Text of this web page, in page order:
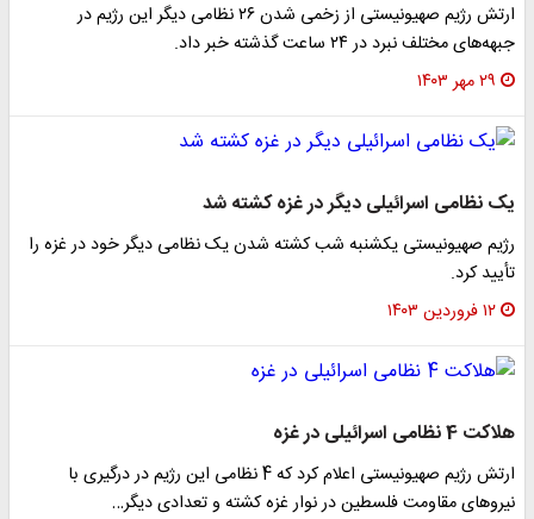
ارتش رژیم صهیونیستی از زخمی شدن ۲۶ نظامی دیگر این رژیم در
جبهه‌های مختلف نبرد در ۲۴ ساعت گذشته خبر داد.
۲۹ مهر ۱۴۰۳
یک نظامی اسرائیلی دیگر در غزه کشته شد
رژیم صهیونیستی یکشنبه شب کشته شدن یک نظامی دیگر خود در غزه را
تأیید کرد.
۱۲ فروردین ۱۴۰۳
هلاکت 4 نظامی اسرائیلی در غزه
ارتش رژیم صهیونیستی اعلام کرد که 4 نظامی این رژیم در درگیری با
نیروهای مقاومت فلسطین در نوار غزه کشته و تعدادی دیگر…